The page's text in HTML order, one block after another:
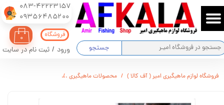
083-42223157
​​​​​​​09356485200
جستجو
۰
ورود / ثبت نام در سایت
حساب کاربری من
تغییر گذر واژه
فروشگاه
فروشگاه لوازم ماهیگیری امیر ( آف کالا ) محصولات ماهیگیری